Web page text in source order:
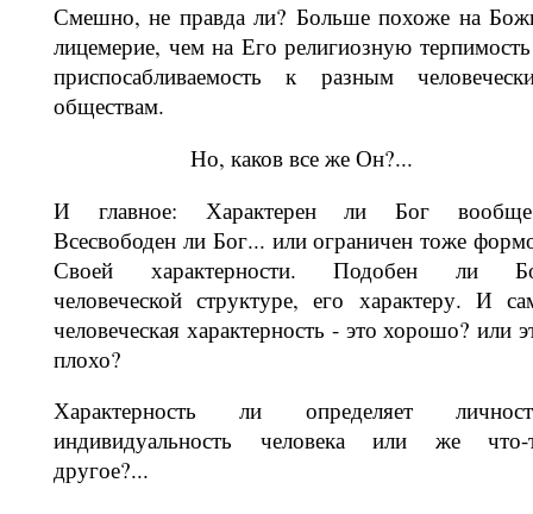
Смешно, не правда ли? Больше похоже на
лицемерие, чем на Его ре­лигиозную
приспосабли­ваемость к разным
общес­твам.
Но, каков все же Он?...
И главное: Характерен ли Бог
Всесвободен ли Бог... или ограни­чен тоже
Своей характерности. Подобен ли
человеческой структуре, его характеру. И
человеческая ха­рактерность - это хорошо? или
плохо?
Характерность ли определяет
индивидуальность человека или же что-
другое?...